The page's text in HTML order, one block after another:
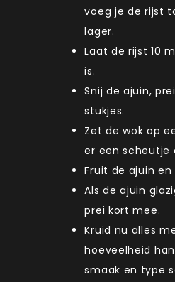
voeg je de rijst
lager.
Laat de rijst 10
is.
Snij de ajuin,
stukjes.
Zet de wok op
er een scheutje
Fruit de ajuin en
Als de ajuin
prei kort mee.
Kruid nu alles
hoeveelheid
smaak en type